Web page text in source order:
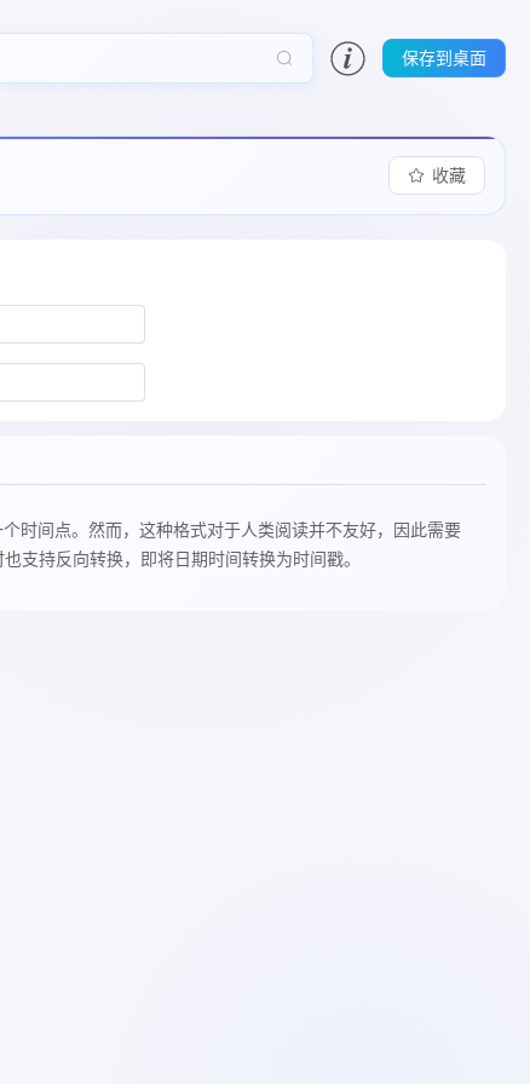
保存到桌面
收藏
时间点。然而，这种格式对于人类阅读并不友好，因此需要
支持反向转换，即将日期时间转换为时间戳。